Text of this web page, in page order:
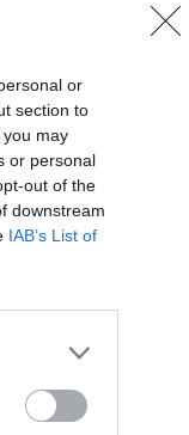
or
section to
may
or personal
out of the
downstream
IAB’s List of